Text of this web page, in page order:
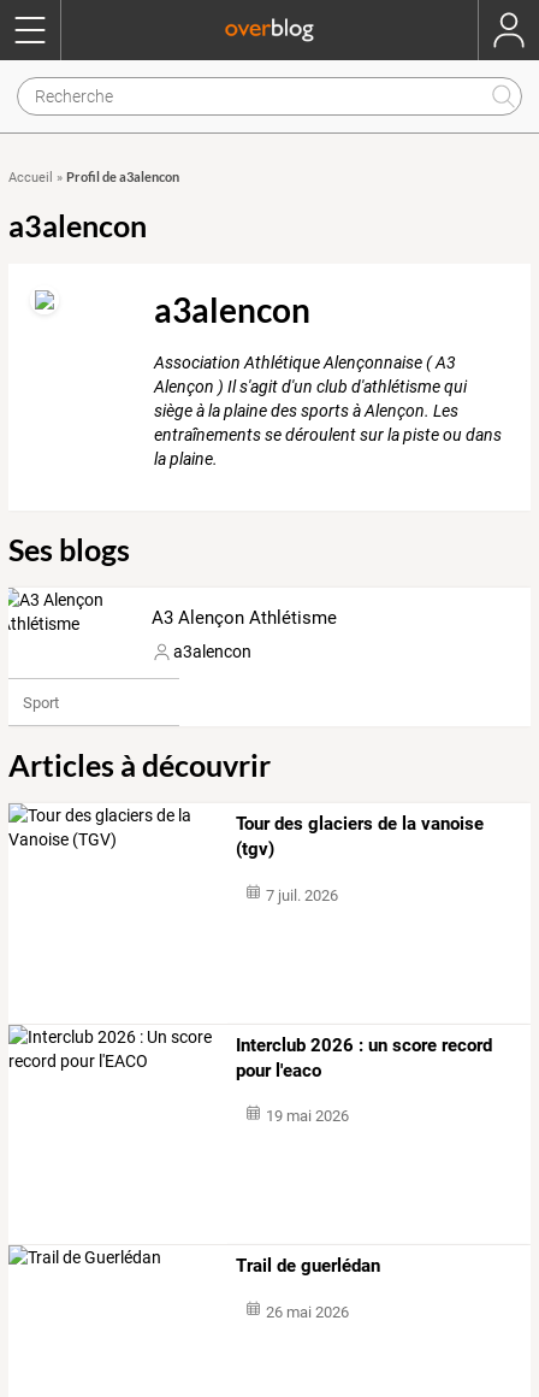
Accueil » Profil de a3alencon
a3alencon
a3alencon
Association Athlétique Alençonnaise ( A3
Alençon ) Il s'agit d'un club d'athlétisme qui
siège à la plaine des sports à Alençon. Les
entraînements se déroulent sur la piste ou dans
la plaine.
Ses blogs
A3 Alençon Athlétisme
a3alencon
Sport
Articles à découvrir
Tour des glaciers de la vanoise
(tgv)
7 juil. 2026
Interclub 2026 : un score record
pour l'eaco
19 mai 2026
Trail de guerlédan
26 mai 2026